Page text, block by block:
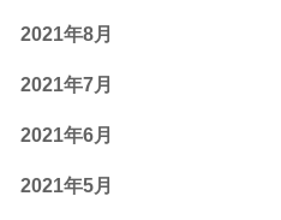
2021年8月
2021年7月
2021年6月
2021年5月